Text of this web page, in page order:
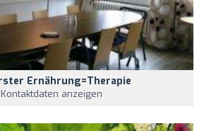
Ernährung=Therapie
anzeigen